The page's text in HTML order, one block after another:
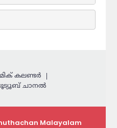
കലണ്ടര്‍
ചാനൽ
Malayalam